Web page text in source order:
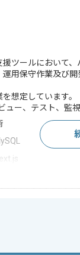
援ツールにおいて
運用保守作業及び
想定しています。
ュー、テスト、監